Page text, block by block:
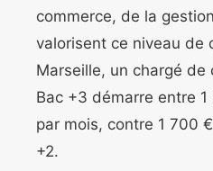
commerce, de la
valorisent ce niveau de
Marseille, un chargé de
Bac +3 démarre entre
par mois, contre 1 700
+2.